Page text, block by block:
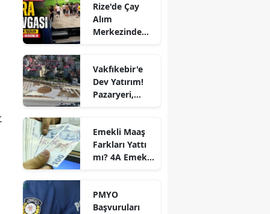
Yuvarlanan
Araçta Ölü
Bulundu
Rize'de Çay
Alım
Merkezinde
İşçiler
Arasında
Gerginlik
Vakfıkebir'e
Dev Yatırım!
Pazaryeri,
Kent Parkı
Projesi Hızla
Yükseliyor
Emekli Maaş
Farkları Yattı
mı? 4A Emekli
Yatacak? İşte
2026 Temmuz
PMYO
Başvuruları